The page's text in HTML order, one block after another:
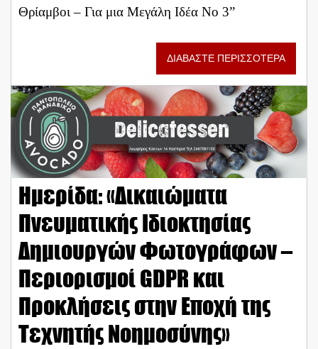
Θρίαμβοι – Για μια Μεγάλη Ιδέα Νο 3”
ΔΙΑΒΑΣΤΕ ΠΕΡΙΣΣΟΤΕΡΑ
Ημερίδα: «Δικαιώματα
Πνευματικής Ιδιοκτησίας
Δημιουργών Φωτογράφων –
Περιορισμοί GDPR και
Προκλήσεις στην Εποχή της
Τεχνητής Νοημοσύνης»